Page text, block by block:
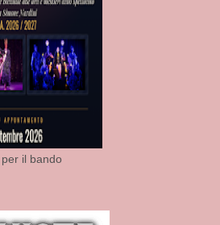
il bando